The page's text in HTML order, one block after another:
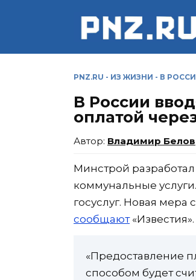
PNZ.RU - ИЗ ЖИЗНИ - В
В России
оплатой
Владимир Белов
Минстрой
коммунальные
госуслуг. Новая мера
сообщают«Известия».
«Предоставление
способом будет